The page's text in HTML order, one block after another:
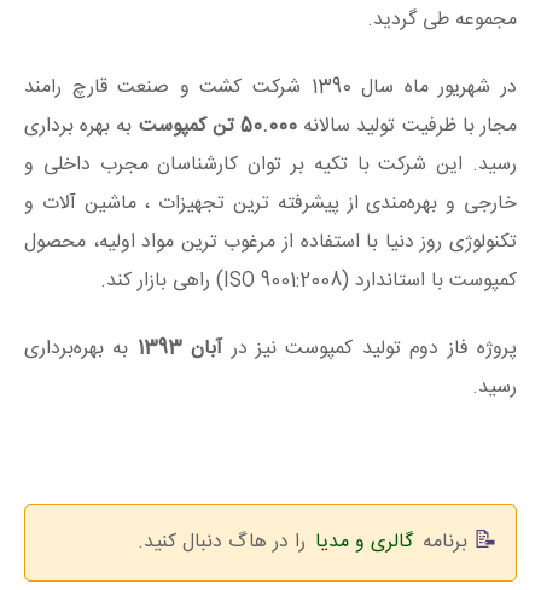
مجموعه طی گردید.
در شهریور ماه سال 1390 شرکت کشت و صنعت قارچ رامند
مجار با ظرفیت تولید سالانه 50.000 تن کمپوست
به بهره برداری
رسید. این شرکت با تکیه بر توان کارشناسان مجرب داخلی و
خارجی و بهره‌مندی از پیشرفته ترین تجهیزات ، ماشین آلات و
تکنولوژی روز دنیا با استفاده از مرغوب ترین مواد اولیه، محصول
کمپوست با استاندارد (ISO 9001:2008) راهی بازار کند.
پروژه فاز دوم تولید کمپوست نیز درآبان 1393
به بهره‌برداری
رسید.
برنامه گالری و مدیا را در هاگ دنبال کنید.